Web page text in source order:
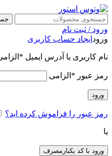
ورود / ثبت نام
ورود ایجاد حساب کاربری
نام کاربری یا آدرس ایمیل *
رمز عبور * الزامی
ورود
رمز عبور را فراموش کرده اید؟
یا
ورود با کد یکبارمصرف